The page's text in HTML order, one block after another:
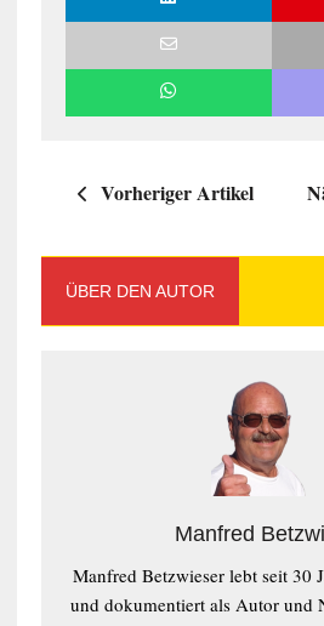
Vorheriger Artikel
ÜBER DEN AUTOR
Manfred
Manfred Betzwieser lebt seit 30
und dokumentiert als Autor und